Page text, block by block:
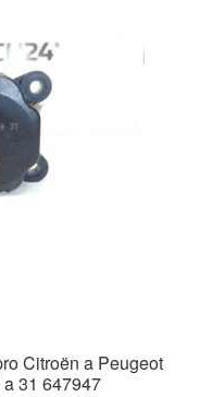
Citroën a Peugeot
31 647947